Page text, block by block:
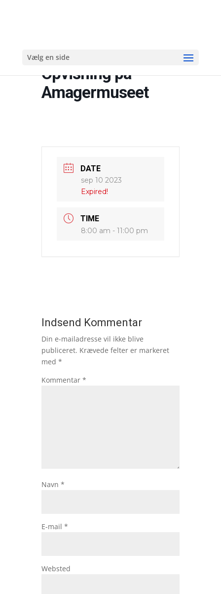
Vælg en side
Opvisning på
Amagermuseet
DATE
sep 10 2023
Expired!
TIME
8:00 am - 11:00 pm
Indsend Kommentar
Din e-mailadresse vil ikke blive
publiceret. Krævede felter er markeret
med *
Kommentar *
Navn *
E-mail *
Websted